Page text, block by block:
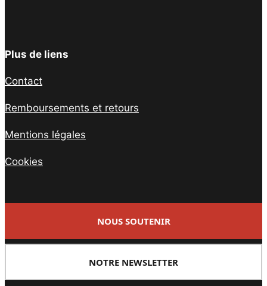
Plus de liens
Contact
Remboursements et retours
Mentions légales
Cookies
NOUS SOUTENIR
NOTRE NEWSLETTER